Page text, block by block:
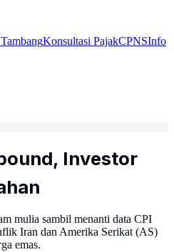
Konsultasi PajakCPNSInfo
Investor
mulia sambil menanti data CPI
Iran dan Amerika Serikat (AS)
emas.